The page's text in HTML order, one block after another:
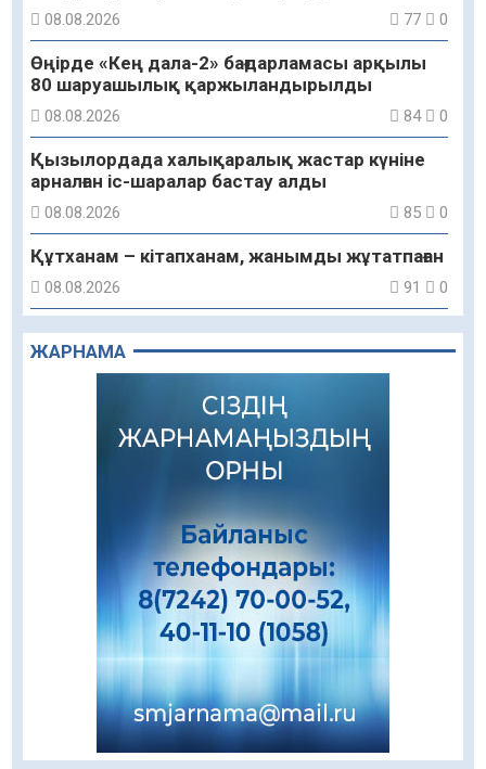
08.08.2026 77 0
Өңірде «Кең дала-2» бағдарламасы арқылы
80 шаруашылық қаржыландырылды
08.08.2026 84 0
Қызылордада халықаралық жастар күніне
арналған іс-шаралар бастау алды
08.08.2026 85 0
Құтханам – кітапханам, жанымды жұтатпаған
08.08.2026 91 0
Құрылыс қарқыны – қала дамуының айғағы
08.08.2026
Зәулім ғимараттарда туған жерді түлеткен
азаматтардың қолтаңбасы бар
Еңбегі ерлікпен тең мамандық
Даналықтың шырағданы, ой-сананың
шамшырағы
08.08.2026
Кенеге қарсы залалсыздандыру жұмыстары
жүргізілуде
07.08.2026
ЖАРНАМА